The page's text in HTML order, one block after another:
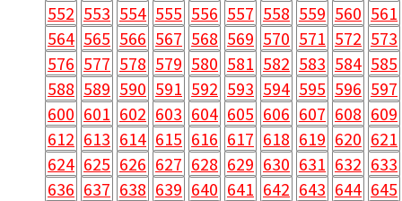
552 553 554 555 556 557 558 559 560 561
564 565 566 567 568 569 570 571 572 573
576 577 578 579 580 581 582 583 584 585
588 589 590 591 592 593 594 595 596 597
600 601 602 603 604 605 606 607 608 609
612 613 614 615 616 617 618 619 620 621
624 625 626 627 628 629 630 631 632 633
636 637 638 639 640 641 642 643 644 645